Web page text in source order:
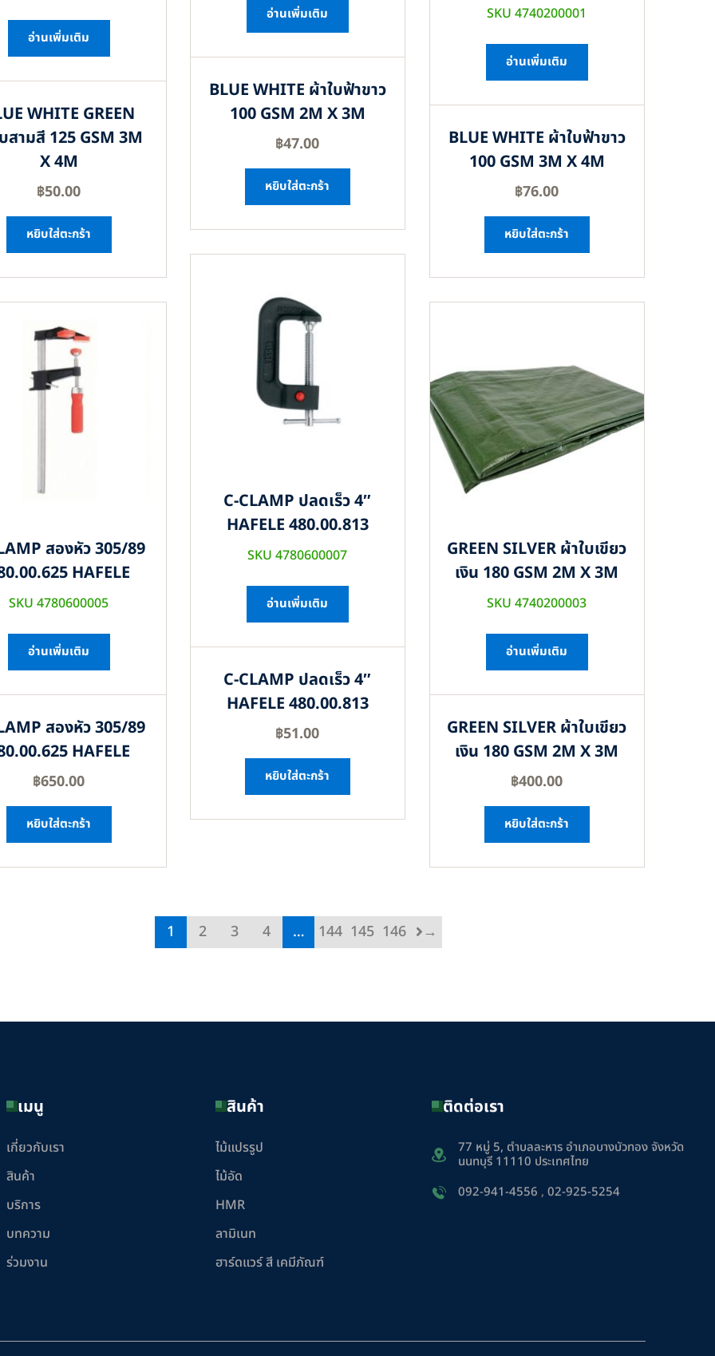
อ่านเพิ่มเติม
WHITE GREEN
สามสี 125 GSM 3M
X 4M
฿50.00
หยิบใส่ตะกร้า
อ่านเพิ่มเติม
BLUE WHITE ผ้าใบฟ้าขาว
100 GSM 2M X 3M
฿47.00
หยิบใส่ตะกร้า
SKU 4740200001
อ่านเพิ่มเติม
BLUE WHITE ผ้าใบฟ้าขาว
100 GSM 3M X 4M
฿76.00
หยิบใส่ตะกร้า
C-CLAMP ปลดเร็ว 4″
HAFELE 480.00.813
SKU 4780600007
อ่านเพิ่มเติม
C-CLAMP ปลดเร็ว 4″
HAFELE 480.00.813
฿51.00
หยิบใส่ตะกร้า
สองหัว 305/89
HAFELE
SKU 4780600005
อ่านเพิ่มเติม
สองหัว 305/89
HAFELE
฿650.00
หยิบใส่ตะกร้า
GREEN SILVER ผ้าใบเขียว
เงิน 180 GSM 2M X 3M
SKU 4740200003
อ่านเพิ่มเติม
GREEN SILVER ผ้าใบเขียว
เงิน 180 GSM 2M X 3M
฿400.00
หยิบใส่ตะกร้า
1 2 3 4 … 144 145 146 →
เมนู
เกี่ยวกับเรา
สินค้า
บริการ
บทความ
ร่วมงาน
สินค้า
ไม้แปรรูป
ไม้อัด
HMR
ลามิเนท
ฮาร์ดแวร์ สี เคมีภัณฑ์
ติดต่อเรา
77 หมู่ 5, ตำบลละหาร อำเภอบางบัวทอง จังหวัด
นนทบุรี 11110 ประเทศไทย
092-941-4556 ,02-925-5254